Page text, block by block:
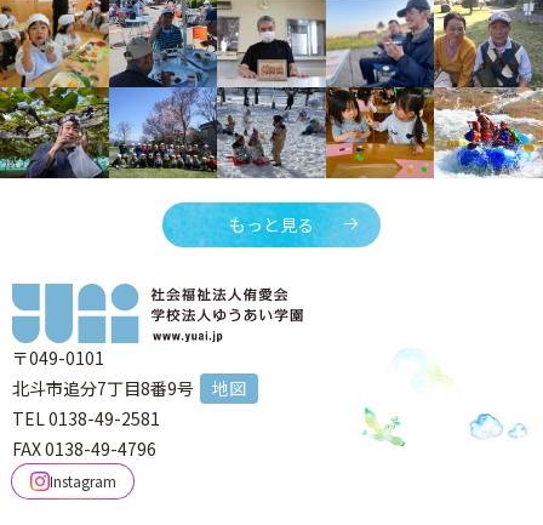
もっと見る
〒049-0101
北斗市追分7丁目8番9号
地図
TEL 0138-49-2581
FAX 0138-49-4796
Instagram